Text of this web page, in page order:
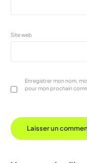
Site web
Enregistrer mon nom,
pour mon prochain